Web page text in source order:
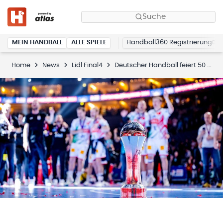
Suche
MEIN HANDBALL ALLE SPIELE Handball360 Registrierung
Home News Lidl Final4 Deutscher Handball feiert 50 Jahre DHB-Pokal – das Lidl Final4 um den DHB-Pokal 2025 lässt Handballgeschichte lebendig werden